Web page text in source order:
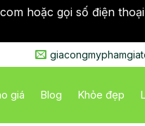
hoặc gọi số điện
giá Blog Khỏe đẹp